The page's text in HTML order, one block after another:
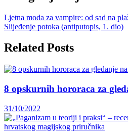
Ljetna moda za vampire: od sad na
Slijeđenje potoka (antiputopis, 1. dio)
Related Posts
8 opskurnih hororaca za
31/10/2022